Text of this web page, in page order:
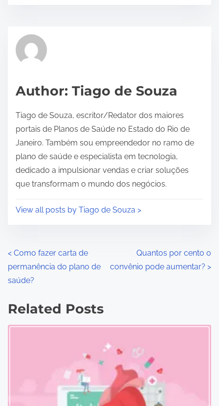
r
e
t
i
e
Author: Tiago de Souza
Tiago de Souza, escritor/Redator dos maiores
portais de Planos de Saúde no Estado do Rio de
Janeiro. Também sou empreendedor no ramo de
plano de saúde e especialista em tecnologia,
dedicado a impulsionar vendas e criar soluções
que transformam o mundo dos negócios.
View all posts by Tiago de Souza >
P
o
t
< Como fazer carta de
permanência do plano de
saúde?
Quantos por cento o
convênio pode aumentar? >
Related Posts